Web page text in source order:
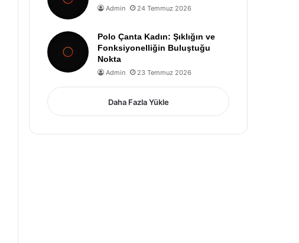
Admin 24 Temmuz 2026
Polo Çanta Kadın: Şıklığın ve
Fonksiyonelliğin Buluştuğu
Nokta
Admin 23 Temmuz 2026
Daha Fazla Yükle